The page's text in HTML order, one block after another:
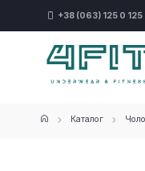
+38 (063) 125 0 125
Каталог